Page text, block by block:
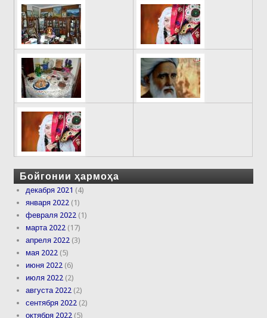
Бойгонии ҳармоҳа
декабря 2021 (4)
января 2022 (1)
февраля 2022 (1)
марта 2022 (17)
апреля 2022 (3)
мая 2022 (5)
июня 2022 (6)
июля 2022 (2)
августа 2022 (2)
сентября 2022 (2)
октября 2022 (5)